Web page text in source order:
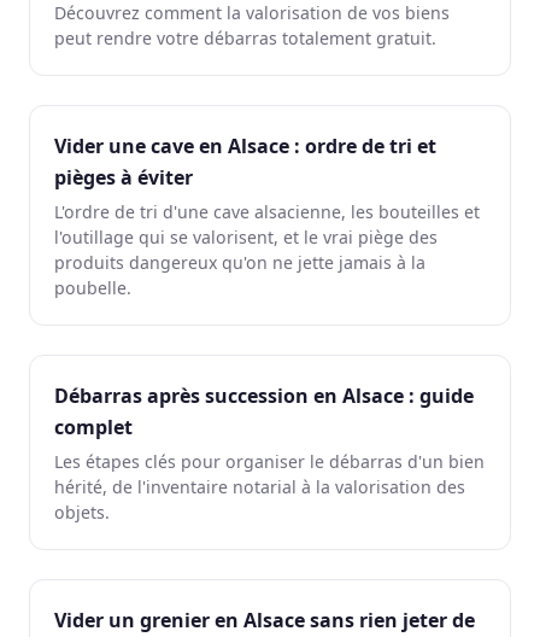
Découvrez comment la valorisation de vos biens
peut rendre votre débarras totalement gratuit.
Vider une cave en Alsace : ordre de tri et
pièges à éviter
L'ordre de tri d'une cave alsacienne, les bouteilles et
l'outillage qui se valorisent, et le vrai piège des
produits dangereux qu'on ne jette jamais à la
poubelle.
Débarras après succession en Alsace : guide
complet
Les étapes clés pour organiser le débarras d'un bien
hérité, de l'inventaire notarial à la valorisation des
objets.
Vider un grenier en Alsace sans rien jeter de